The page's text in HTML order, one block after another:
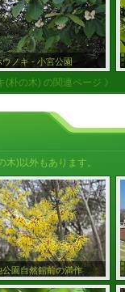
ウノキ - 小宮公園
(朴の木) の関連ページ 》
)以外もあります。
公園自然館前の満作